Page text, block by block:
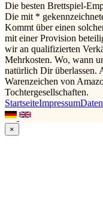
Die besten Brettspiel-
Die mit *
Kommt über einen
mit einer Provision
wir an qualifizierten
Mehrkosten. Wo, wann
natürlich Dir überlassen.
Warenzeichen von
Tochtergesellschaften.
StartseiteImpressum
×